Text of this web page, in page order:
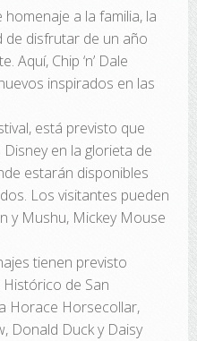
homenaje a la familia, la
de disfrutar de un año
Aquí, Chip ‘n’ Dale
inspirados en las
está previsto que
en la glorieta de
estarán disponibles
Los visitantes pueden
y Mushu, Mickey Mouse
tienen previsto
de San
Horace Horsecollar,
Donald Duck y Daisy